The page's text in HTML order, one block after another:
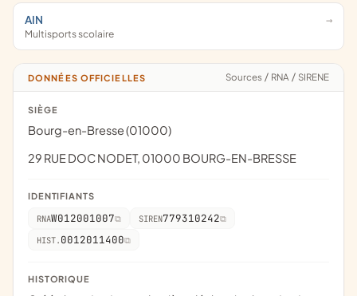
AIN
Multisports scolaire
DONNÉES OFFICIELLES Sources / RNA / SIRENE
SIÈGE
Bourg-en-Bresse (01000)
29 RUE DOC NODET, 01000 BOURG-EN-BRESSE
IDENTIFIANTS
RNAW012001007 SIREN779310242
HIST. 0012011400
HISTORIQUE